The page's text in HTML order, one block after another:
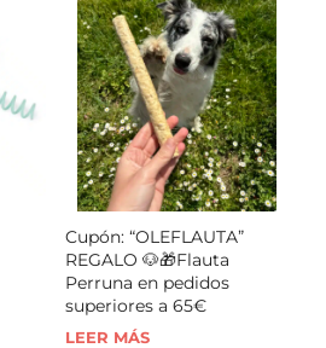
Cupón: “OLEFLAUTA”
REGALO 🐶🎁Flauta
Perruna en pedidos
superiores a 65€
LEER MÁS